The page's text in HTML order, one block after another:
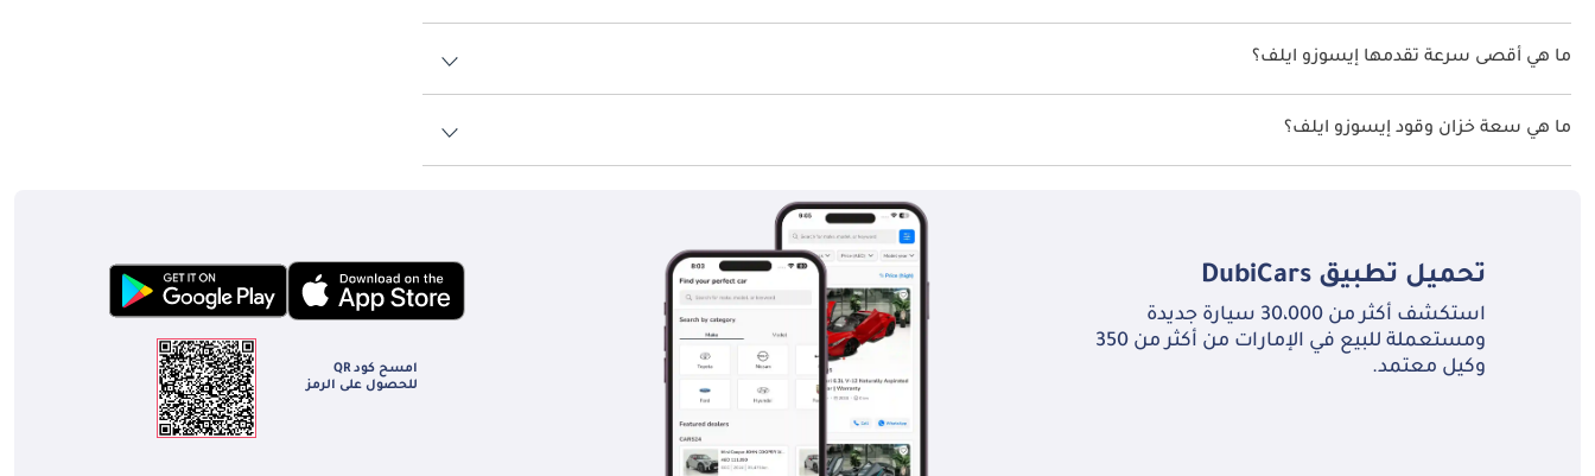
نسخ إيسوزو ايلف هي .
ما هي أقصى سرعة تقدمها إيسوزو ايلف؟
السرعة القصوى إيسوزو ايلف هي TBD.
ما هي سعة خزان وقود إيسوزو ايلف؟
تبلغ سعة خزان الوقود في إيسوزو ايلف TBD.
تحميل تطبيق DubiCars
استكشف أكثر من 30،000 سيارة جديدة
ومستعملة للبيع في الإمارات من أكثر من 350
وكيل معتمد.
امسح كود QR
للحصول على الرمز